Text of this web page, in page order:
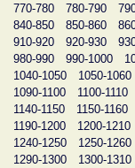
770-780
780-790
840-850
850-860
910-920
920-930
980-990
990-1000
1040-1050
1050-1060
1090-1100
1100-1110
1140-1150
1150-1160
1190-1200
1200-1210
1240-1250
1250-1260
1290-1300
1300-1310